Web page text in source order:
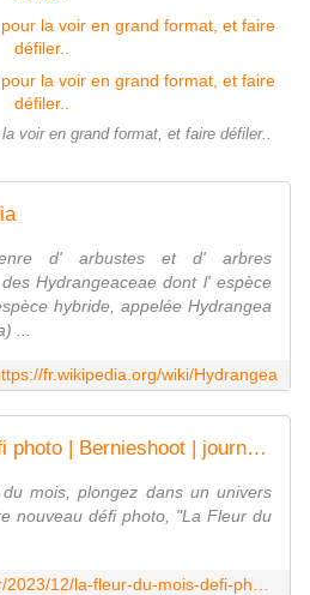
voir en grand format, et faire défiler..
d' arbustes et d' arbres
Hydrangeaceae dont l' espèce
hybride, appelée Hydrangea
...
fr.wikipedia.org/wiki/Hydrangea
La fleur du mois - défi photo | Bernieshoot | journal web
mois, plongez dans un univers
nouveau défi photo, "La Fleur du
https://www.bernieshoot.fr/2023/12/la-fleur-du-mois-defi-photo.html